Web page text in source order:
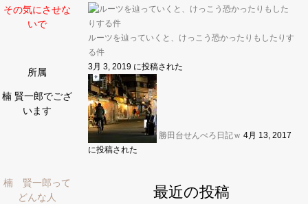
その気にさせな
いで
所属
楠 賢一郎でござ
います
楠 賢一郎って
どんな人
ルーツを辿っていくと、けっこう恐かったりもしたりす
る件
3月 3, 2019 に投稿された
勝田台せんべろ日記ｗ 4月 13, 2017
に投稿された
最近の投稿